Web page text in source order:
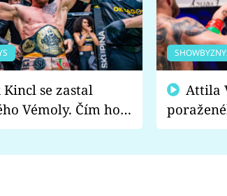
Vémoly. Čím ho
chce